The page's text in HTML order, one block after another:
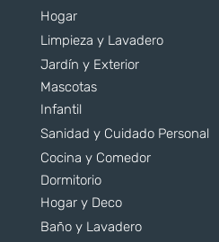
Hogar
Limpieza y Lavadero
Jardín y Exterior
Mascotas
Infantil
Sanidad y Cuidado Personal
Cocina y Comedor
Dormitorio
Hogar y Deco
Baño y Lavadero